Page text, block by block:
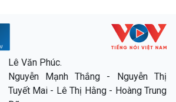
Lê Văn Phúc.
Nguyễn Mạnh Thắng - Nguyễn Thị
Tuyết Mai - Lê Thị Hằng - Hoàng Trung